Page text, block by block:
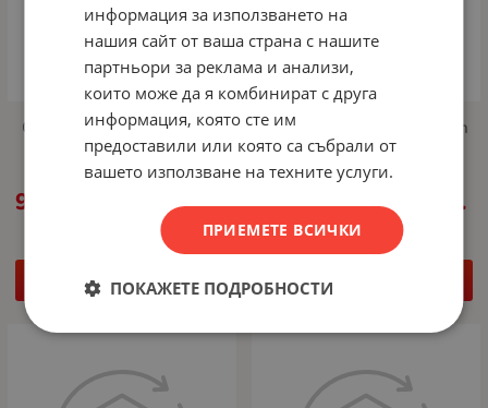
Стойка Neomounts Level-
750 Wall Mount (XL, 100
kg, tiltable, tilt guard,
95.48 186.74лв.
КУПИ
Стойка Neomounts Screen
Wall Mount (fixed,
lockable, VESA 400x400)
23.95€ / 46.84 лв.
информация за използването на
нашия сайт от ваша страна с нашите
партньори за реклама и анализи,
които може да я комбинират с друга
информация, която сте им
предоставили или която са събрали от
вашето използване на техните услуги.
ПРИЕМЕТЕ ВСИЧКИ
ПОКАЖЕТЕ ПОДРОБНОСТИ